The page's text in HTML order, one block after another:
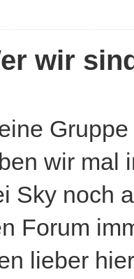
wir
wir mal
Sky noch
Forum
lieber